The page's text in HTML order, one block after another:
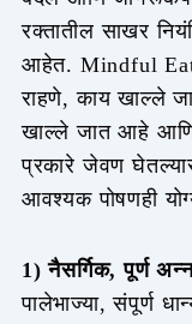
रक्तातील साखर
आहेत. Mindful
राहणे, काय खाल्ले
खाल्ले जात आहे आणि
प्रकारे जेवण
आवश्यक पोषणही
1) नैसर्गिक, पूर्ण
पालेभाज्या, संपूर्ण